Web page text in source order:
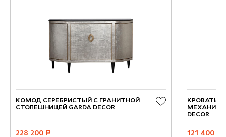
КОМОД СЕРЕБРИСТЫЙ С ГРАНИТНОЙ
СТОЛЕШНИЦЕЙ GARDA DECOR
228 200 руб.
КРОВАТЬ
DECOR
121 400